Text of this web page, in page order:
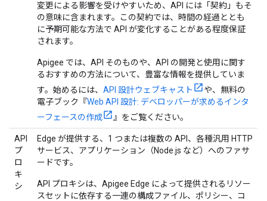
変更による影響を受けやすいため、API には「契約」もそ
の意味に含まれます。この契約では、時間の経過ととも
に予期可能な方法で API が変化することがある程度保証
されます。
Apigee では、API そのものや、API の開発と使用に関す
るおすすめの方法について、豊富な情報を提供していま
す。始めるには、 API 設計ウェブキャスト
や、無料の
電子ブック『Web API 設計: デベロッパーが求めるインタ
ーフェースの作成
』をご覧ください。
API
プ
ロ
キ
シ
Edge が提供する、1 つまたは複数の API、各種汎用 HTTP
サービス、アプリケーション（Node.js など）へのファサ
ードです。
API プロキシは、Apigee Edge によって提供されるリソー
スセットに依存する一連の構成ファイル、ポリシー、コ